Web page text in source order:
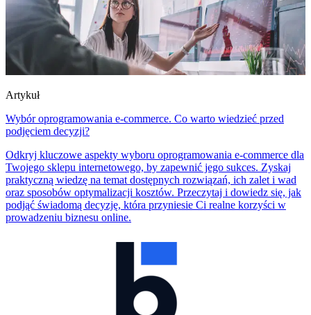
Artykuł
Wybór oprogramowania e-commerce. Co warto wiedzieć przed
podjęciem decyzji?
Odkryj kluczowe aspekty wyboru oprogramowania e-commerce dla
Twojego sklepu internetowego, by zapewnić jego sukces. Zyskaj
praktyczną wiedzę na temat dostępnych rozwiązań, ich zalet i wad
oraz sposobów optymalizacji kosztów. Przeczytaj i dowiedz się, jak
podjąć świadomą decyzję, która przyniesie Ci realne korzyści w
prowadzeniu biznesu online.